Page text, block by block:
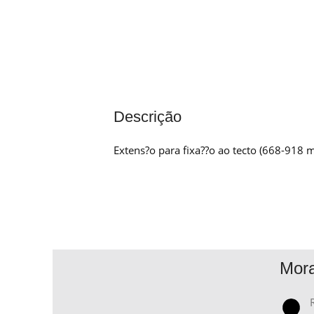
Descrição
Extens?o para fixa??o ao tecto (668-918